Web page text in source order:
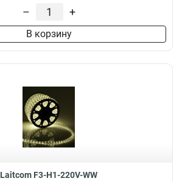
– +
В корзину
Laitcom F3-H1-220V-WW